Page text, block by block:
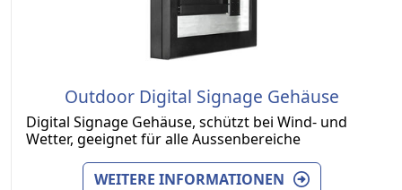
Outdoor Digital Signage Gehäuse
Digital Signage Gehäuse, schützt bei Wind- und
Wetter, geeignet für alle Aussenbereiche
WEITERE INFORMATIONEN